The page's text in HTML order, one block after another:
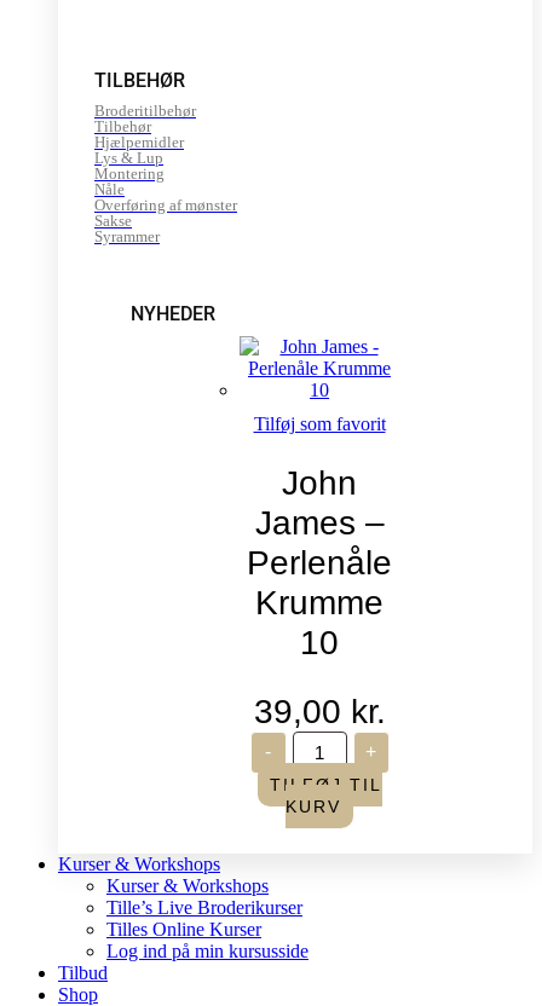
TILBEHØR
Broderitilbehør
Tilbehør
Hjælpemidler
Lys & Lup
Montering
Nåle
Overføring af mønster
Sakse
Syrammer
NYHEDER
Tilføj som favorit
John
James –
Perlenåle
Krumme
10
39,00 kr.
-
John
James
-
Perlenåle
Krumme
+
TILFØJ TIL
KURV
Kurser & Workshops
Kurser & Workshops
Tille’s Live Broderikurser
Tilles Online Kurser
Log ind på min kursusside
Tilbud
Shop